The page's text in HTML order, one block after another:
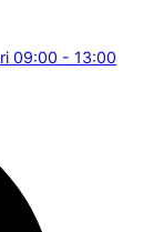
09:00 - 13:00